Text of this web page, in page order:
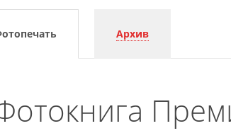
Архив